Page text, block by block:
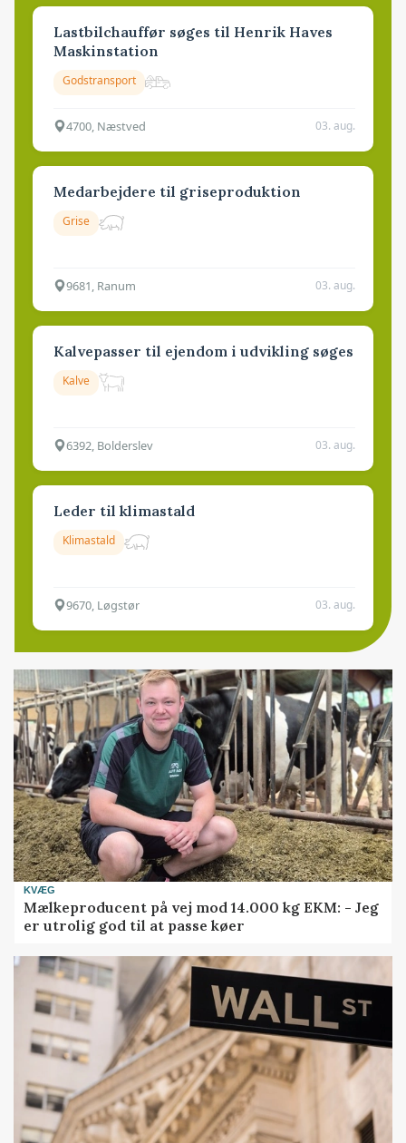
Lastbilchauffør søges til Henrik Haves
Maskinstation
Godstransport
4700, Næstved 03. aug.
Medarbejdere til griseproduktion
Grise
9681, Ranum 03. aug.
Kalvepasser til ejendom i udvikling søges
Kalve
6392, Bolderslev 03. aug.
Leder til klimastald
Klimastald
9670, Løgstør 03. aug.
KVÆG
Mælkeproducent på vej mod 14.000 kg EKM: - Jeg
er utrolig god til at passe køer